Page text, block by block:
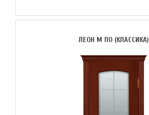
ЛЕОН М ПО (КЛАССИКА)